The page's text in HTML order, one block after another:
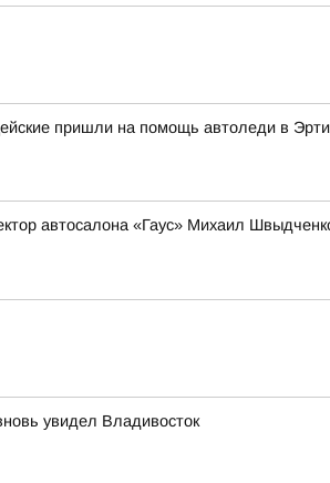
пришли на помощь автоледи в
автосалона «Гаус» Михаил
увидел Владивосток